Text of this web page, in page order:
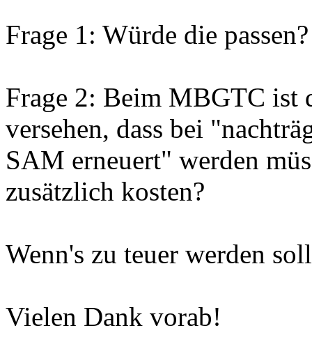
Frage 1: Würde die passen?
Frage 2: Beim MBGTC ist
versehen, dass bei
SAM erneuert" werden
zusätzlich kosten?
Wenn's zu teuer werden
Vielen Dank vorab!